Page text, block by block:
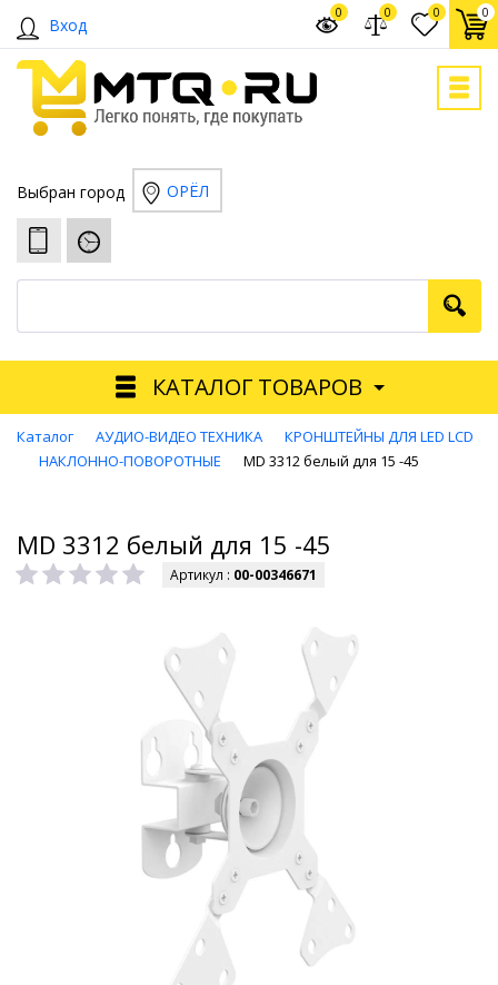
Вход
0 0
0 0
Выбран город ОРЁЛ
КАТАЛОГ ТОВАРОВ
Каталог АУДИО-ВИДЕО ТЕХНИКА
КРОНШТЕЙНЫ ДЛЯ LED LCD
НАКЛОННО-ПОВОРОТНЫЕ
MD 3312 белый для 15 -45
MD 3312 белый для 15 -45
Артикул : 00-00346671